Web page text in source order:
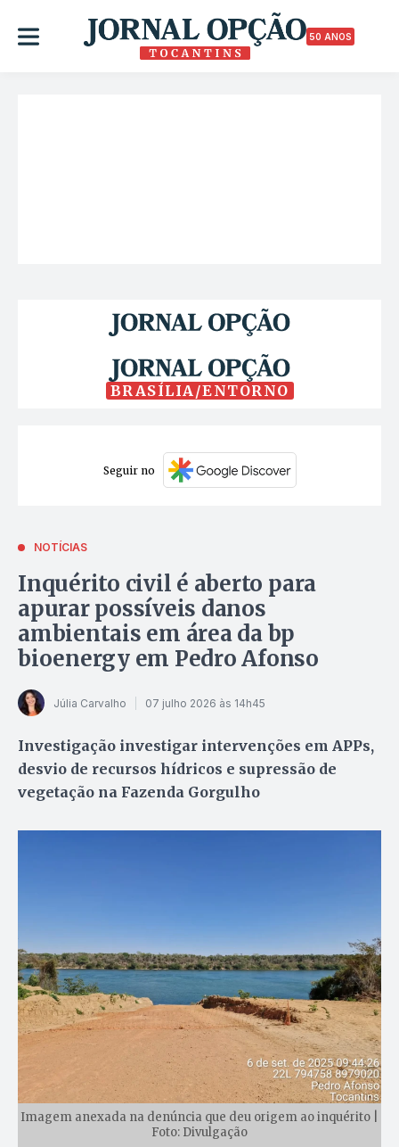
50 ANOS
BRASÍLIA/ENTORNO
Seguir no
NOTÍCIAS
Inquérito civil é aberto para
apurar possíveis danos
ambientais em área da bp
bioenergy em Pedro Afonso
Júlia Carvalho 07 julho 2026 às 14h45
Investigação investigar intervenções em APPs,
desvio de recursos hídricos e supressão de
vegetação na Fazenda Gorgulho
Imagem anexada na denúncia que deu origem ao inquérito |
Foto: Divulgação